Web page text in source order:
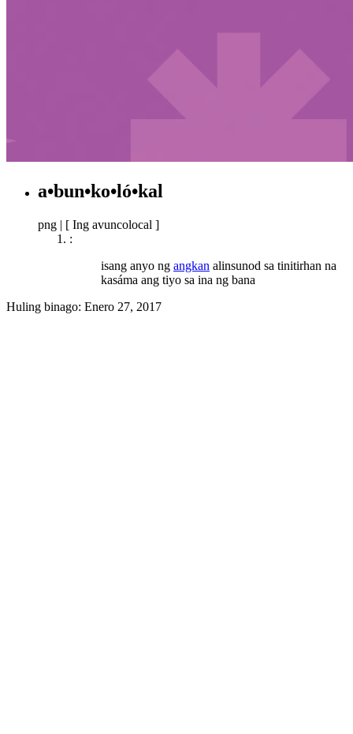
a•bun•ko•ló•kal
png | [ Ing avuncolocal ]
:
isang anyo ng angkan alinsunod sa tinitirhan na
kasáma ang tiyo sa ina ng bana
Huling binago: Enero 27, 2017